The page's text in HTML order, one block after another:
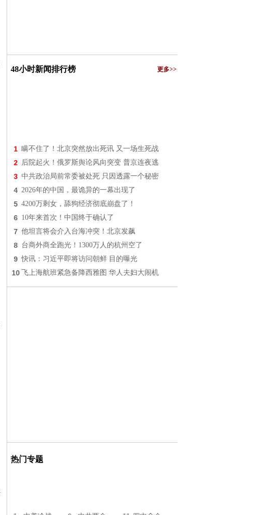
48小时新闻排行榜 更多>>
1 瞒不住了！北京突然放出死讯 又一场生死战
2 后院起火！俄罗斯舆论风向突变 普京连夜逃
3 中共政治局前常委被处死 只因透露一个秘密
4 2026年的中国，最诡异的一幕出现了
5 4200万剩女，舔狗经济彻底崩盘了！
6 10年来首次！中国终于确认了
7 他坦言将会介入台海冲突！北京发飙
8 台商外商全跑光！1300万人的杭州空了
9 快讯：习近平即将访问朝鲜 目的曝光
10 飞上海航班紧急备降西雅图 华人夫妇大闹机
热门专题